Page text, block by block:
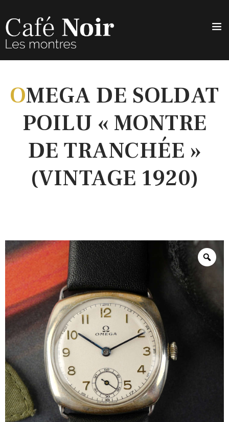
OMEGA DE SOLDAT
POILU « MONTRE
DE TRANCHÉE »
(VINTAGE 1920)